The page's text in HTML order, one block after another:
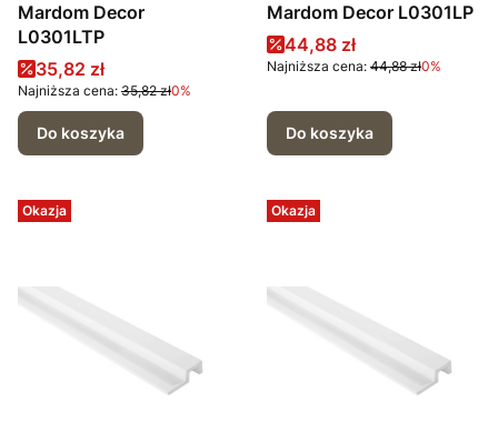
Mardom Decor
L0301LTP
Cena promocyjna
35,82 zł
Najniższa cena: 35,82 zł0%
Do koszyka
Mardom Decor L0301LP
Cena promocyjna
44,88 zł
Najniższa cena: 44,88 zł0%
Do koszyka
Okazja Okazja